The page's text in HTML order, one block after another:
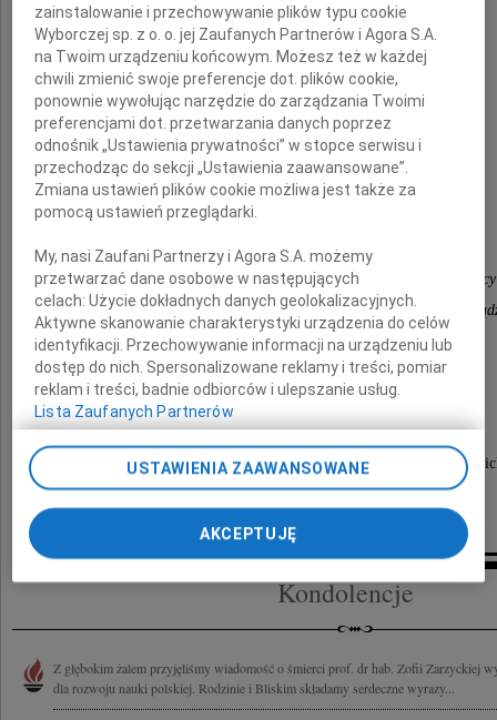
Wyrazy głębokiego współczucia
Rodzinie
Senat, Rada Wydziału Zarządzania i pracownicy
Społecznej Wyższej Szkoły Przedsiębiorczości i
Uroczystość pogrzebowa odbędzie się
w dniu 18 czerwca 2010 roku (piątek)
o godzinie 14.00 w kaplicy cmentarza
przy ulicy Smutnej 10 w Łodzi.
Kondolencje
Z głębokim żalem przyjęliśmy wiadomość o śmierci prof. dr hab. Zofii Zarzyckiej
dla rozwoju nauki polskiej. Rodzinie i Bliskim składamy serdeczne wyrazy...
zainstalowanie i przechowywanie plików typu cookie
Wyborczej sp. z o. o. jej Zaufanych Partnerów i Agora S.A.
na Twoim urządzeniu końcowym. Możesz też w każdej
chwili zmienić swoje preferencje dot. plików cookie,
ponownie wywołując narzędzie do zarządzania Twoimi
preferencjami dot. przetwarzania danych poprzez
odnośnik „Ustawienia prywatności” w stopce serwisu i
przechodząc do sekcji „Ustawienia zaawansowane”.
Zmiana ustawień plików cookie możliwa jest także za
pomocą ustawień przeglądarki.
My, nasi Zaufani Partnerzy i Agora S.A. możemy
przetwarzać dane osobowe w następujących
celach:Użycie dokładnych danych geolokalizacyjnych.
Aktywne skanowanie charakterystyki urządzenia do celów
identyfikacji. Przechowywanie informacji na urządzeniu lub
dostęp do nich. Spersonalizowane reklamy i treści, pomiar
reklam i treści, badnie odbiorców i ulepszanie usług.
Lista Zaufanych Partnerów
USTAWIENIA ZAAWANSOWANE
AKCEPTUJĘ